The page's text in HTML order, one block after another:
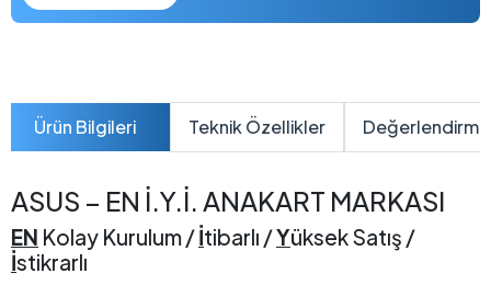
Ürün Bilgileri Teknik Özellikler
ASUS – EN İ.Y.İ. ANAKART MARKASI
EN Kolay Kurulum /İtibarlı /Yüksek Satış /
İstikrarlı